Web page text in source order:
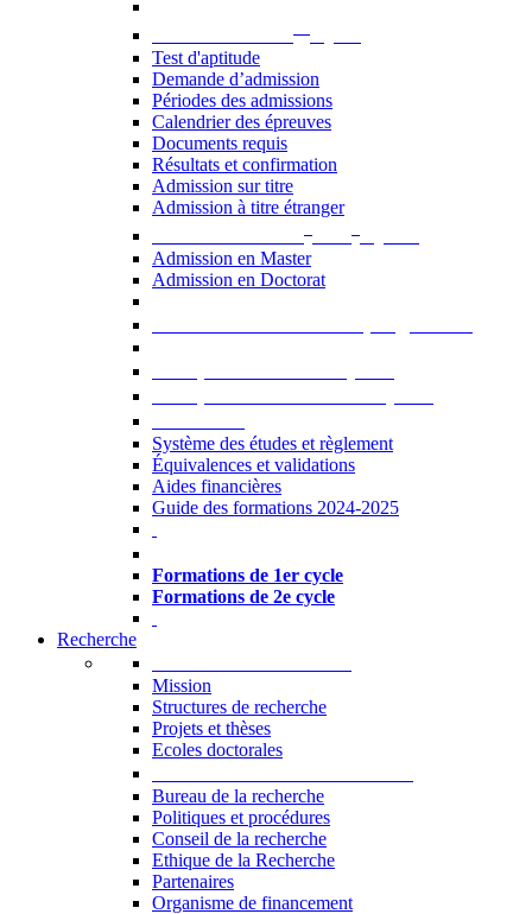
Test d'aptitude
Demande d’admission
Périodes des admissions
Calendrier des épreuves
Documents requis
Résultats et confirmation
Admission sur titre
Admission à titre étranger
Admission en Master
Admission en Doctorat
Système des études et règlement
Équivalences et validations
Aides financières
Guide des formations 2024-2025
Formations de 1er cycle
Formations de 2e cycle
Recherche
Mission
Structures de recherche
Projets et thèses
Ecoles doctorales
Bureau de la recherche
Politiques et procédures
Conseil de la recherche
Ethique de la Recherche
Partenaires
Organisme de financement